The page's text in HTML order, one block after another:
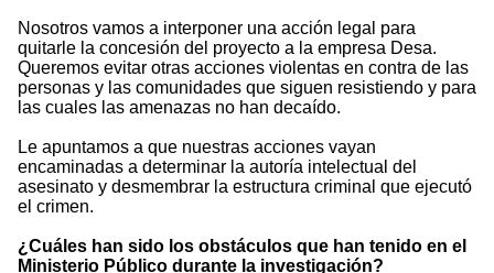
Nosotros vamos a interponer una acción legal para
quitarle la concesión del proyecto a la empresa Desa.
Queremos evitar otras acciones violentas en contra de las
personas y las comunidades que siguen resistiendo y para
las cuales las amenazas no han decaído.
Le apuntamos a que nuestras acciones vayan
encaminadas a determinar la autoría intelectual del
asesinato y desmembrar la estructura criminal que ejecutó
el crimen.
¿Cuáles han sido los obstáculos que han tenido en el
Ministerio Público durante la investigación?